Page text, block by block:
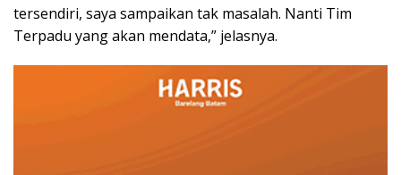
tersendiri, saya sampaikan tak masalah. Nanti Tim
Terpadu yang akan mendata,” jelasnya.